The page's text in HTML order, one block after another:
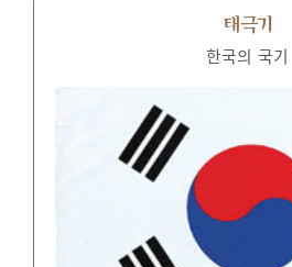
태극기
한국의 국기